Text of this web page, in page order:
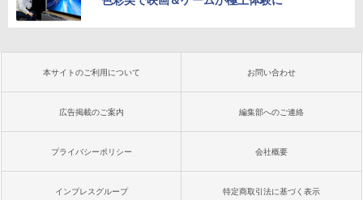
本サイトのご利用について お問い合わせ
広告掲載のご案内 編集部へのご連絡
プライバシーポリシー 会社概要
インプレスグループ 特定商取引法に基づく表示